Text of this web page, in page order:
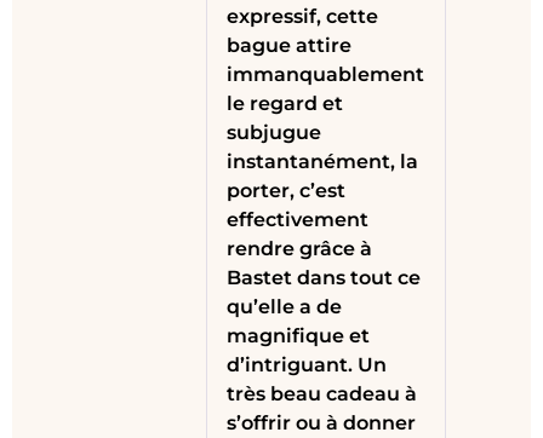
expressif, cette
bague attire
immanquablement
le regard et
subjugue
instantanément, la
porter, c’est
effectivement
rendre grâce à
Bastet dans tout ce
qu’elle a de
magnifique et
d’intriguant. Un
très beau cadeau à
s’offrir ou à donner